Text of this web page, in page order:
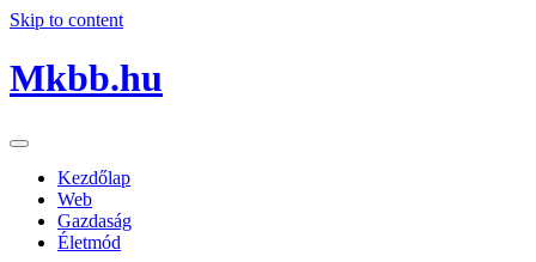
Skip to content
Mkbb.hu
Kezdőlap
Web
Gazdaság
Életmód